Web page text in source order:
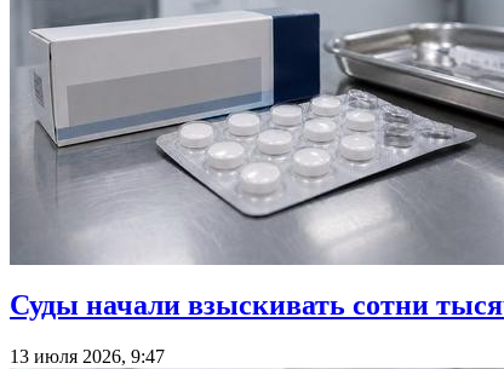
Суды начали взыскивать сотни
13 июля 2026, 9:47